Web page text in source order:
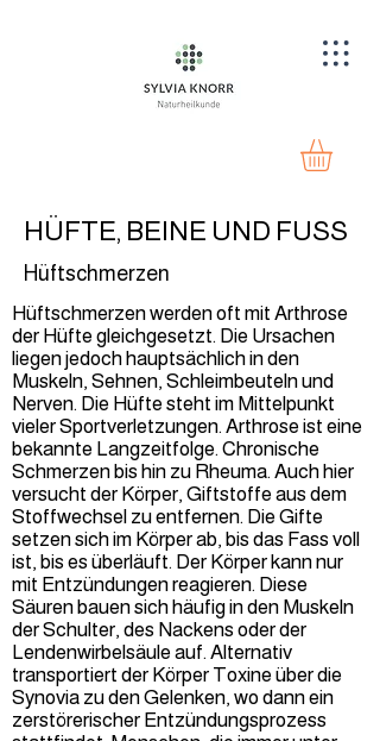
HÜFTE, BEINE UND FUSS
Hüftschmerzen
Hüftschmerzen werden oft mit Arthrose
der Hüfte gleichgesetzt. Die Ursachen
liegen jedoch hauptsächlich in den
Muskeln, Sehnen, Schleimbeuteln und
Nerven. Die Hüfte steht im Mittelpunkt
vieler Sportverletzungen. Arthrose ist eine
bekannte Langzeitfolge. Chronische
Schmerzen bis hin zu Rheuma. Auch hier
versucht der Körper, Giftstoffe aus dem
Stoffwechsel zu entfernen. Die Gifte
setzen sich im Körper ab, bis das Fass voll
ist, bis es überläuft. Der Körper kann nur
mit Entzündungen reagieren. Diese
Säuren bauen sich häufig in den Muskeln
der Schulter, des Nackens oder der
Lendenwirbelsäule auf. Alternativ
transportiert der Körper Toxine über die
Synovia zu den Gelenken, wo dann ein
zerstörerischer Entzündungsprozess